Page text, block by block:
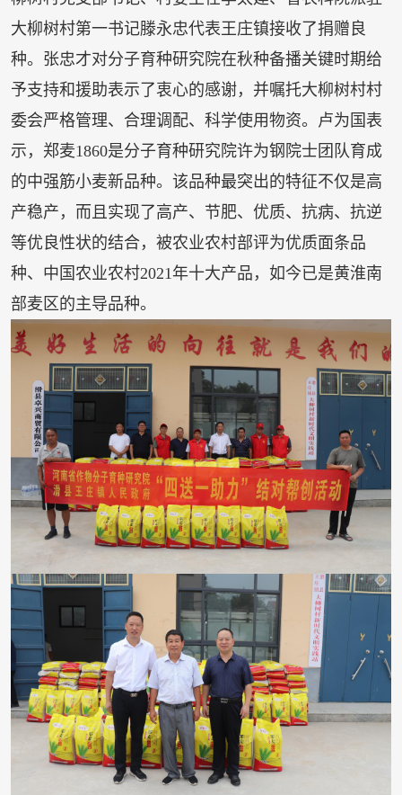
大柳树村第一书记滕永忠代表王庄镇接收了捐赠良
种。张忠才对分子育种研究院在秋种备播关键时期给
予支持和援助表示了衷心的感谢，并嘱托大柳树村村
委会严格管理、合理调配、科学使用物资。卢为国表
示，郑麦1860是分子育种研究院许为钢院士团队育成
的中强筋小麦新品种。该品种最突出的特征不仅是高
产稳产，而且实现了高产、节肥、优质、抗病、抗逆
等优良性状的结合，被农业农村部评为优质面条品
种、中国农业农村2021年十大产品，如今已是黄淮南
部麦区的主导品种。